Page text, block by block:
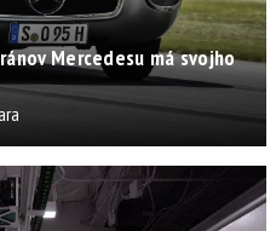
Mercedesu má svojho